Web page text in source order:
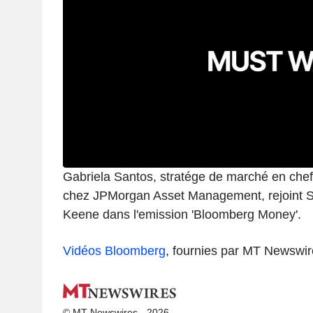
Gabriela Santos, stratége de marché en
chez JPMorgan Asset Management, rejoint
Keene dans l'emission 'Bloomberg Money'.
Vidéos Bloomberg, fournies par MT